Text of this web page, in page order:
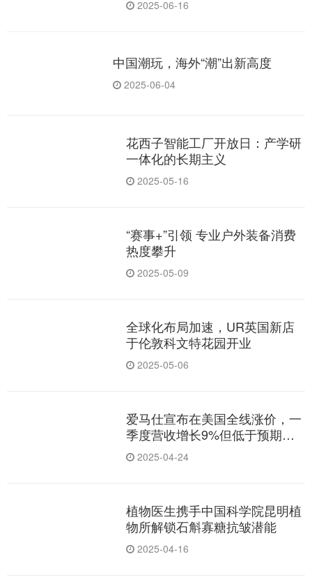
2025-06-16
中国潮玩，海外“潮”出新高度
2025-06-04
花西子智能工厂开放日：产学研
一体化的长期主义
2025-05-16
“赛事+”引领 专业户外装备消费
热度攀升
2025-05-09
全球化布局加速，UR英国新店
于伦敦科文特花园开业
2025-05-06
爱马仕宣布在美国全线涨价，一
季度营收增长9%但低于预期，
市值又被LVMH反超
2025-04-24
植物医生携手中国科学院昆明植
物所解锁石斛寡糖抗皱潜能
2025-04-16